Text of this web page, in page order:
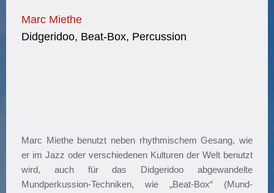
Marc Miethe
Didgeridoo, Beat-Box, Percussion
Marc Miethe benutzt neben rhythmischem Gesang, wie
er im Jazz oder verschiedenen Kulturen der Welt benutzt
wird, auch für das Didgeridoo abgewandelte
Mundperkussion-Techniken, wie „Beat-Box“ (Mund-